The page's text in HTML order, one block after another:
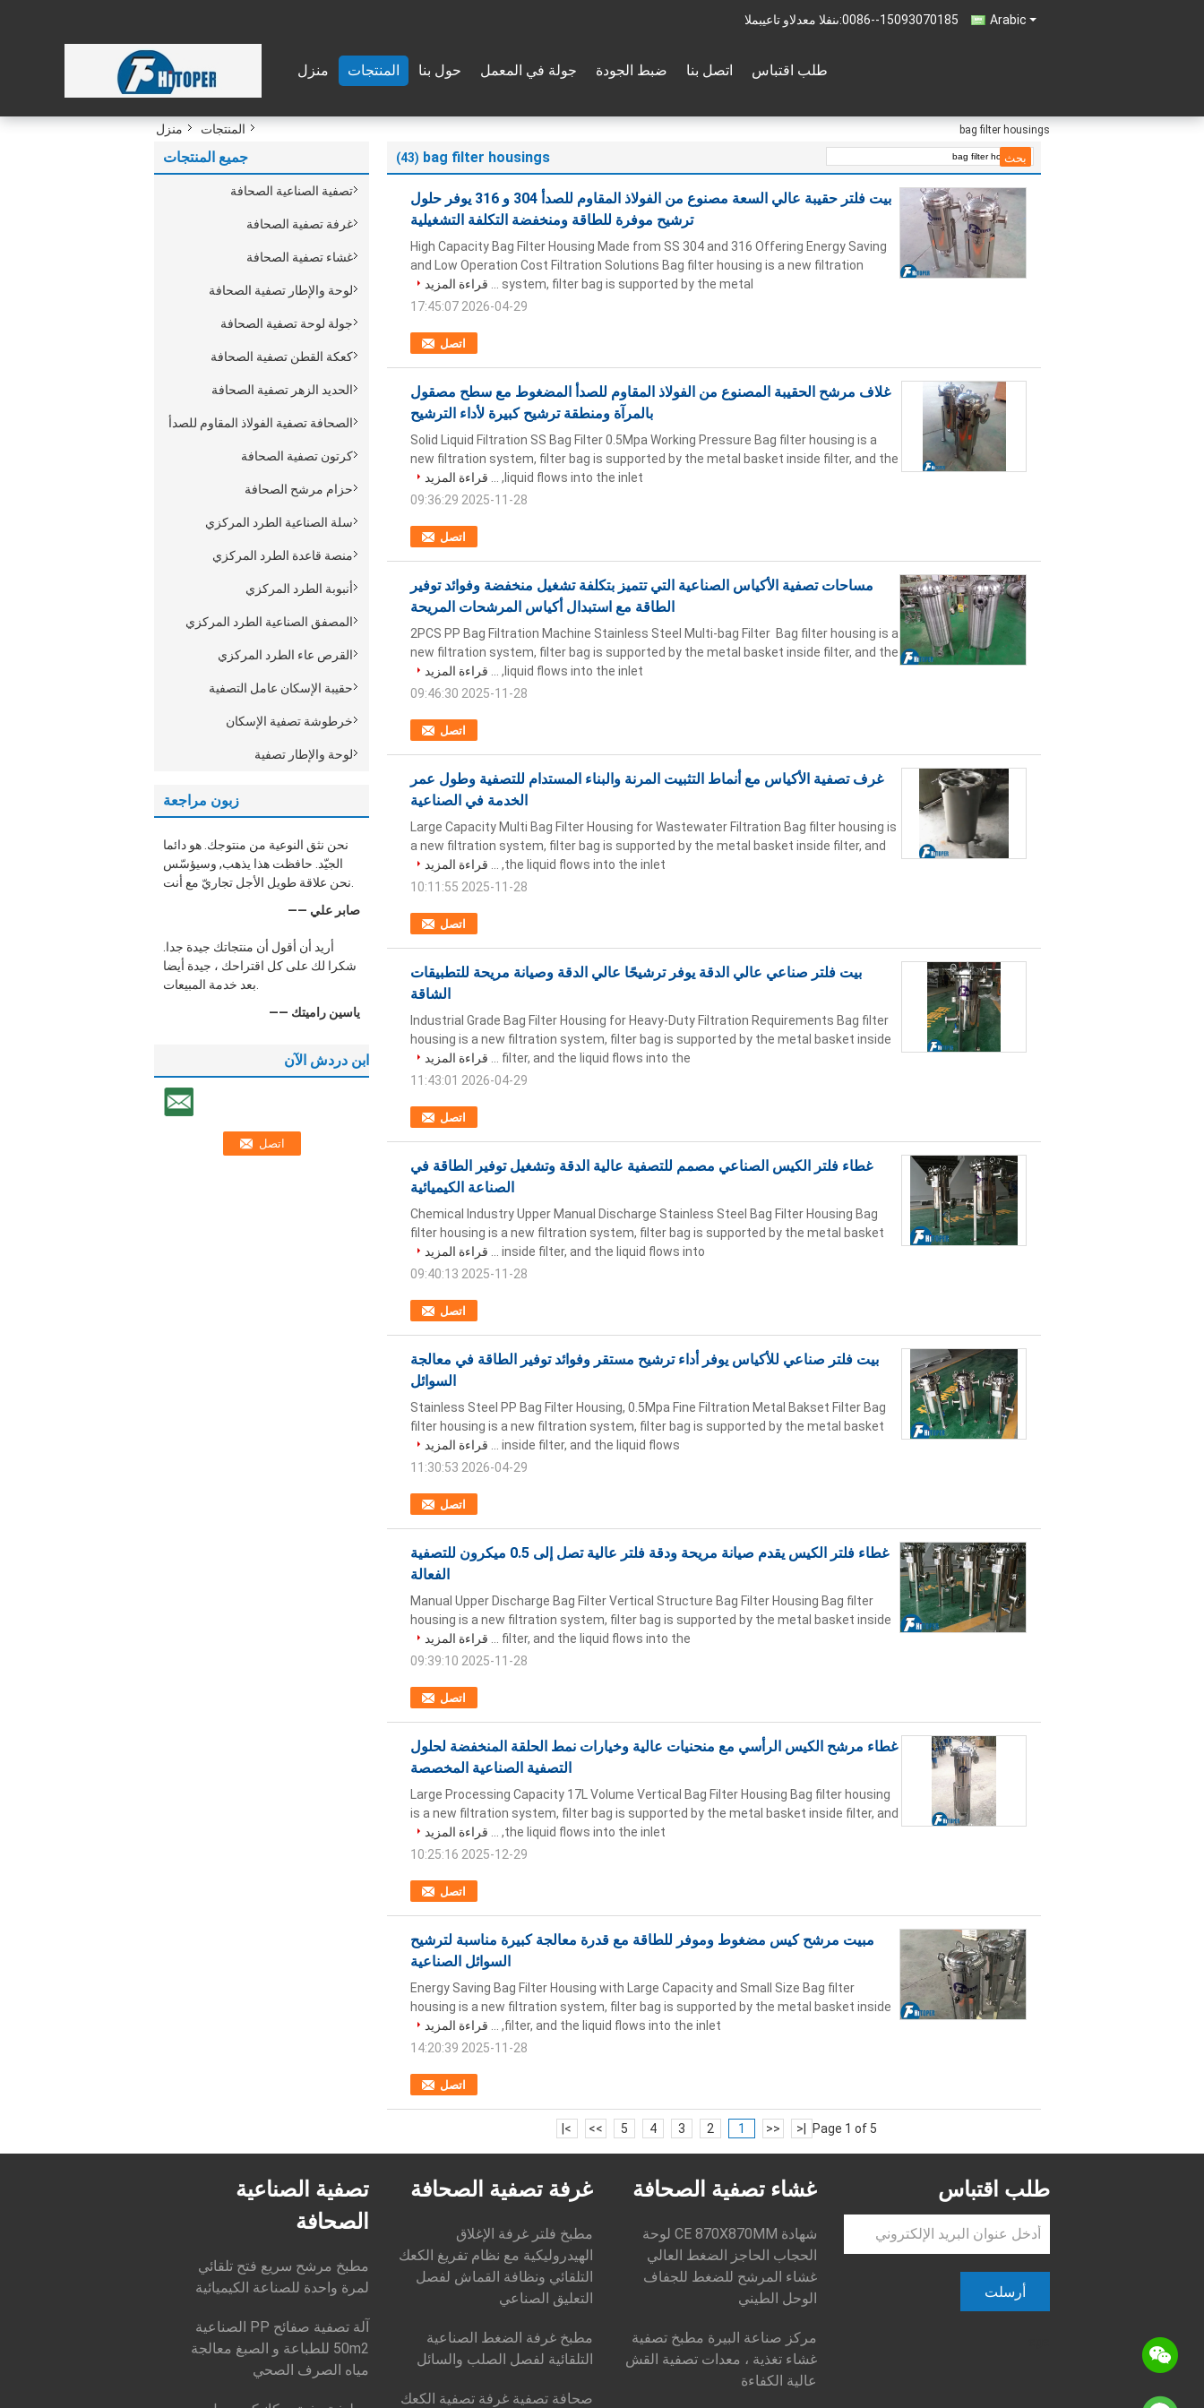
Arabic المبيعات والدعم الفنى:0086--15093070185
منزل المنتجات حول بنا جولة في المعمل ضبط الجودة اتصل بنا طلب اقتباس
منزل المنتجات bag filter housings
جميع المنتجات
تصفية الصناعية الصحافة
غرفة تصفية الصحافة
غشاء تصفية الصحافة
لوحة والإطار تصفية الصحافة
جولة لوحة تصفية الصحافة
كعكة القطن تصفية الصحافة
الحديد الزهر تصفية الصحافة
الصحافة تصفية الفولاذ المقاوم للصدأ
كرتون تصفية الصحافة
حزام مرشح الصحافة
سلة الصناعية الطرد المركزي
منصة قاعدة الطرد المركزي
أنبوبة الطرد المركزي
المصفق الصناعية الطرد المركزي
القرص عاء الطرد المركزي
حقيبة الإسكان عامل التصفية
خرطوشة تصفية الإسكان
لوحة والإطار تصفية
زبون مراجعة
نحن نثق النوعية من منتوجك. هو دائما
الجيّد. حافظت هذا يذهب, وسيؤسّس
—— صابر علي
أريد أن أقول أن منتجاتك جيدة جدا.
شكرا لك على كل اقتراحك ، جيدة أيضا
—— ياسين راميتك
ابن دردش الآن
bag filter housings
(43)
بيت فلتر حقيبة عالي السعة مصنوع من الفولاذ المقاوم للصدأ 304 و 316 يوفر حلول
ترشيح موفرة للطاقة ومنخفضة التكلفة التشغيلية
اتصل
High Capacity Bag Filter Housing Made from SS 304 and 316 Offering Energy Saving
and Low Operation Cost Filtration Solutions Bag filter housing is a new filtration
system, filter bag is supported by the metal ...
قراءة المزيد
2026-04-29 17:45:07
غلاف مرشح الحقيبة المصنوع من الفولاذ المقاوم للصدأ المضغوط مع سطح مصقول
بالمرآة ومنطقة ترشيح كبيرة لأداء الترشيح
اتصل
Solid Liquid Filtration SS Bag Filter 0.5Mpa Working Pressure Bag filter housing is a
new filtration system, filter bag is supported by the metal basket inside filter, and the
liquid flows into the inlet, ...
قراءة المزيد
2025-11-28 09:36:29
مساحات تصفية الأكياس الصناعية التي تتميز بتكلفة تشغيل منخفضة وفوائد توفير
الطاقة مع استبدال أكياس المرشحات المريحة
اتصل
2PCS PP Bag Filtration Machine Stainless Steel Multi-bag Filter ​ Bag filter housing is a
new filtration system, filter bag is supported by the metal basket inside filter, and the
liquid flows into the inlet, ...
قراءة المزيد
2025-11-28 09:46:30
غرف تصفية الأكياس مع أنماط التثبيت المرنة والبناء المستدام للتصفية وطول عمر
الخدمة في الصناعية
اتصل
Large Capacity Multi Bag Filter Housing for Wastewater Filtration Bag filter housing is
a new filtration system, filter bag is supported by the metal basket inside filter, and
the liquid flows into the inlet, ...
قراءة المزيد
2025-11-28 10:11:55
بيت فلتر صناعي عالي الدقة يوفر ترشيحًا عالي الدقة وصيانة مريحة للتطبيقات
الشاقة
اتصل
Industrial Grade Bag Filter Housing for Heavy-Duty Filtration Requirements Bag filter
housing is a new filtration system, filter bag is supported by the metal basket inside
filter, and the liquid flows into the ...
قراءة المزيد
2026-04-29 11:43:01
غطاء فلتر الكيس الصناعي مصمم للتصفية عالية الدقة وتشغيل توفير الطاقة في
الصناعة الكيميائية
اتصل
Chemical Industry Upper Manual Discharge Stainless Steel Bag Filter Housing Bag
filter housing is a new filtration system, filter bag is supported by the metal basket
inside filter, and the liquid flows into ...
قراءة المزيد
2025-11-28 09:40:13
بيت فلتر صناعي للأكياس يوفر أداء ترشيح مستقر وفوائد توفير الطاقة في معالجة
السوائل
اتصل
Stainless Steel PP Bag Filter Housing, 0.5Mpa Fine Filtration Metal Bakset Filter Bag
filter housing is a new filtration system, filter bag is supported by the metal basket
inside filter, and the liquid flows ...
قراءة المزيد
2026-04-29 11:30:53
غطاء فلتر الكيس يقدم صيانة مريحة ودقة فلتر عالية تصل إلى 0.5 ميكرون للتصفية
الفعالة
اتصل
Manual Upper Discharge Bag Filter Vertical Structure Bag Filter Housing Bag filter
housing is a new filtration system, filter bag is supported by the metal basket inside
filter, and the liquid flows into the ...
قراءة المزيد
2025-11-28 09:39:10
غطاء مرشح الكيس الرأسي مع منحنيات عالية وخيارات نمط الحلقة المنخفضة لحلول
التصفية الصناعية المخصصة
اتصل
Large Processing Capacity 17L Volume Vertical Bag Filter Housing Bag filter housing
is a new filtration system, filter bag is supported by the metal basket inside filter, and
the liquid flows into the inlet, ...
قراءة المزيد
2025-12-29 10:25:16
مبيت مرشح كيس مضغوط وموفر للطاقة مع قدرة معالجة كبيرة مناسبة لترشيح
السوائل الصناعية
اتصل
Energy Saving Bag Filter Housing with Large Capacity and Small Size Bag filter
housing is a new filtration system, filter bag is supported by the metal basket inside
filter, and the liquid flows into the inlet, ...
قراءة المزيد
2025-11-28 14:20:39
Page 1 of 5
|<
<<
1
2
3
4
5
>>
>|
تصفية الصناعية
الصحافة
مطبخ مرشح سريع فتح تلقائي
لمرة واحدة للصناعة الكيميائية
آلة تصفية صفائح PP الصناعية
50m2 للطباعة و الصبغ معالجة
مياه الصرف الصحي
غرفة تصفية الصحافة
مطبخ فلتر غرفة الإغلاق
الهيدروليكية مع نظام تفريغ الكعك
التلقائي ونظافة القماش لفصل
التعليق الصناعي
مطبخ غرفة الضغط الصناعية
التلقائية لفصل الصلب والسائل
صحافة تصفية غرفة تصفية الكعك
غشاء تصفية الصحافة
شهادة CE 870X870MM لوحة
الحجاب الحاجز الضغط العالي
غشاء المرشح للضغط للجفاف
الوحل الطيني
مركز صناعة البيرة مطبخ تصفية
غشاء تغذية ، معدات تصفية القش
عالية الكفاءة
طلب اقتباس
أرسلت